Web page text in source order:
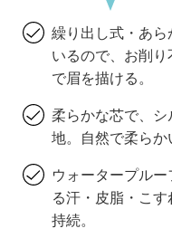
繰り出し式・あ
いるので、お削
で眉を描ける。
柔らかな芯で、
地。自然で柔らか
ウォータープル
る汗・皮脂・こ
持続。